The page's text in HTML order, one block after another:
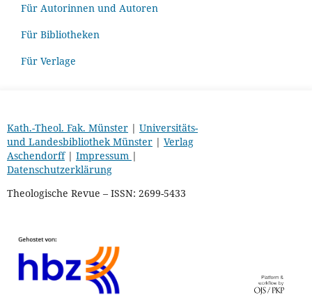
Für Autorinnen und Autoren
Für Bibliotheken
Für Verlage
Kath.-Theol. Fak. Münster| Universitäts-
und Landesbibliothek Münster| Verlag
Aschendorff| Impressum |
Datenschutzerklärung
Theologische Revue – ISSN: 2699-5433